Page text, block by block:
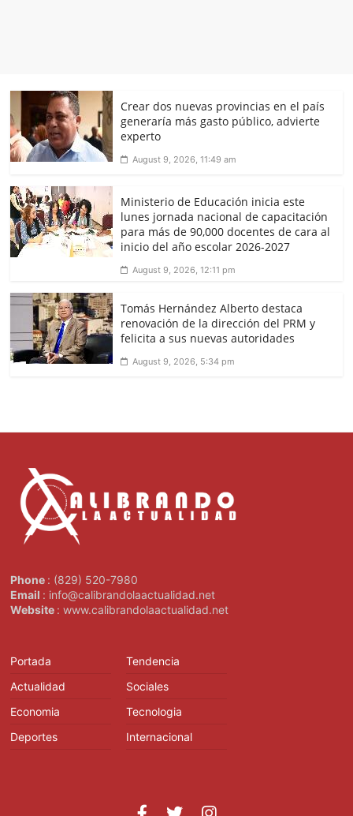
Crear dos nuevas provincias en el país
generaría más gasto público, advierte
experto
August 9, 2026, 11:49 am
Ministerio de Educación inicia este
lunes jornada nacional de capacitación
para más de 90,000 docentes de cara al
inicio del año escolar 2026-2027
August 9, 2026, 12:11 pm
Tomás Hernández Alberto destaca
renovación de la dirección del PRM y
felicita a sus nuevas autoridades
August 9, 2026, 5:34 pm
Phone : (829) 520-7980
Email : info@calibrandolaactualidad.net
Website : www.calibrandolaactualidad.net
Portada
Actualidad
Economia
Deportes
Tendencia
Sociales
Tecnologia
Internacional